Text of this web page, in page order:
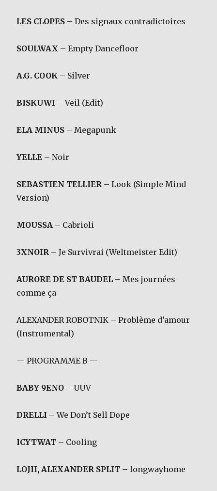
LES CLOPES – Des signaux contradictoires
SOULWAX – Empty Dancefloor
A.G. COOK – Silver
BISKUWI – Veil (Edit)
ELA MINUS – Megapunk
YELLE – Noir
SEBASTIEN TELLIER – Look (Simple Mind
Version)
MOUSSA – Cabrioli
3XNOIR – Je Survivrai (Weltmeister Edit)
AURORE DE ST BAUDEL – Mes journées
comme ça
ALEXANDER ROBOTNIK – Problème d’amour
(Instrumental)
— PROGRAMME B —
BABY 9ENO – UUV
DRELLI – We Don’t Sell Dope
ICYTWAT – Cooling
LOJII, ALEXANDER SPLIT – longwayhome